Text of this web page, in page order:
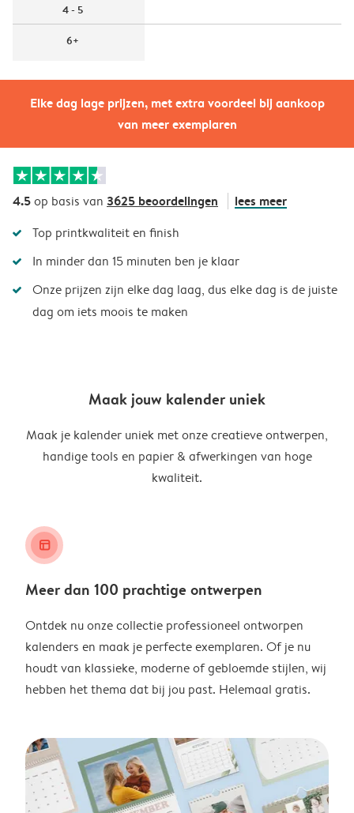
Elke dag lage prijzen, met extra voordeel bij aankoop
van meer exemplaren
4 - 5
6+
4.5op basis van 3625 beoordelingen lees meer
Top printkwaliteit en finish
In minder dan 15 minuten ben je klaar
Onze prijzen zijn elke dag laag, dus elke dag is de juiste
dag om iets moois te maken
Maak jouw kalender uniek
Maak je kalender uniek met onze creatieve ontwerpen,
handige tools en papier & afwerkingen van hoge
kwaliteit.
layout_alt
Meer dan 100 prachtige ontwerpen
Ontdek nu onze collectie professioneel ontworpen
kalenders en maak je perfecte exemplaren. Of je nu
houdt van klassieke, moderne of gebloemde stijlen, wij
hebben het thema dat bij jou past. Helemaal gratis.